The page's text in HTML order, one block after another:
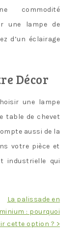
commodité
une lampe de
d’un éclairage
Décor
une lampe
table de chevet
aussi de la
votre pièce et
industrielle qui
La palissade en
: pourquoi
cette option ? >